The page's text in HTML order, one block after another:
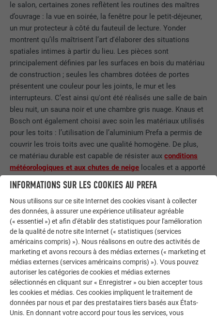
le salon, certaines zones reflètent les routines des maîtres
d’ouvrage : la vue en soirée, la fenêtre pour le petit-déjeuner,
un mur protecteur à côté du fauteuil de lecture. Yonder
montrent qu’ils maîtrisent l’art d'élaborer des situations
spatiales intimes à partir du lieu. Les pièces sont
principalement définies par les surfaces en bois du matériau
de construction ; seules les chambres dotées de portes
présentent une couleur pour les joints, le mur et les
interrupteurs. C’est ainsi qu'ont été réalisés une salle de bain
bleu nuit, un sauna noir et une chambre gris nuage. Knaus et
Bosch ont également choisi avec soin les matériaux utilisés
pour les toits : l’utilisation de l’aluminium Prefa a permis de
couvrir les trois toits avec une qualité homogène. De plus,
ce matériau durable est capable de résister auxconditions
météorologiques et aux chutes de neige locales et a apporté
l’effet graphique que Knaus et Bosch avaient imaginé pour
les surfaces de toit.
INFORMATIONS SUR LES COOKIES AU PREFA
Nous utilisons sur ce site Internet des cookies visant à collecter
des données, à assurer une expérience utilisateur agréable
(« essentiel ») et afin d'établir des statistiques pour l'amélioration
de la qualité de notre site Internet (« statistiques (services
américains compris) »). Nous réalisons en outre des activités de
marketing et avons recours à des médias externes (« marketing et
médias externes (services américains compris) »). Vous pouvez
autoriser les catégories de cookies et médias externes
sélectionnés en cliquant sur « Enregistrer » ou bien accepter tous
les cookies et médias. Ces cookies impliquent le traitement de
données par nous et par des prestataires tiers basés aux États-
Unis. En donnant votre accord pour tous les services, vous